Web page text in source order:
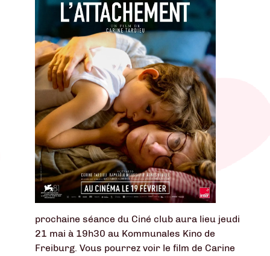
prochaine séance du Ciné club aura lieu jeudi
21 mai à 19h30 au Kommunales Kino de
Freiburg. Vous pourrez voir le film de Carine